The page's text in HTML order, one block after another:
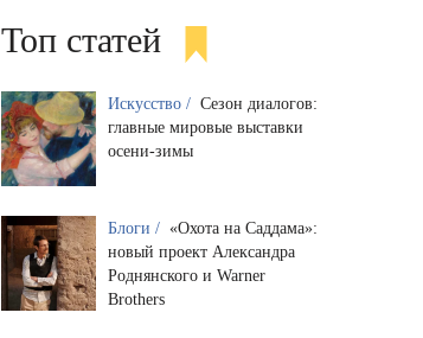
Топ статей
Искусство / Сезон диалогов:
главные мировые выставки
осени-зимы
Блоги / «Охота на Саддама»:
новый проект Александра
Роднянского и Warner
Brothers